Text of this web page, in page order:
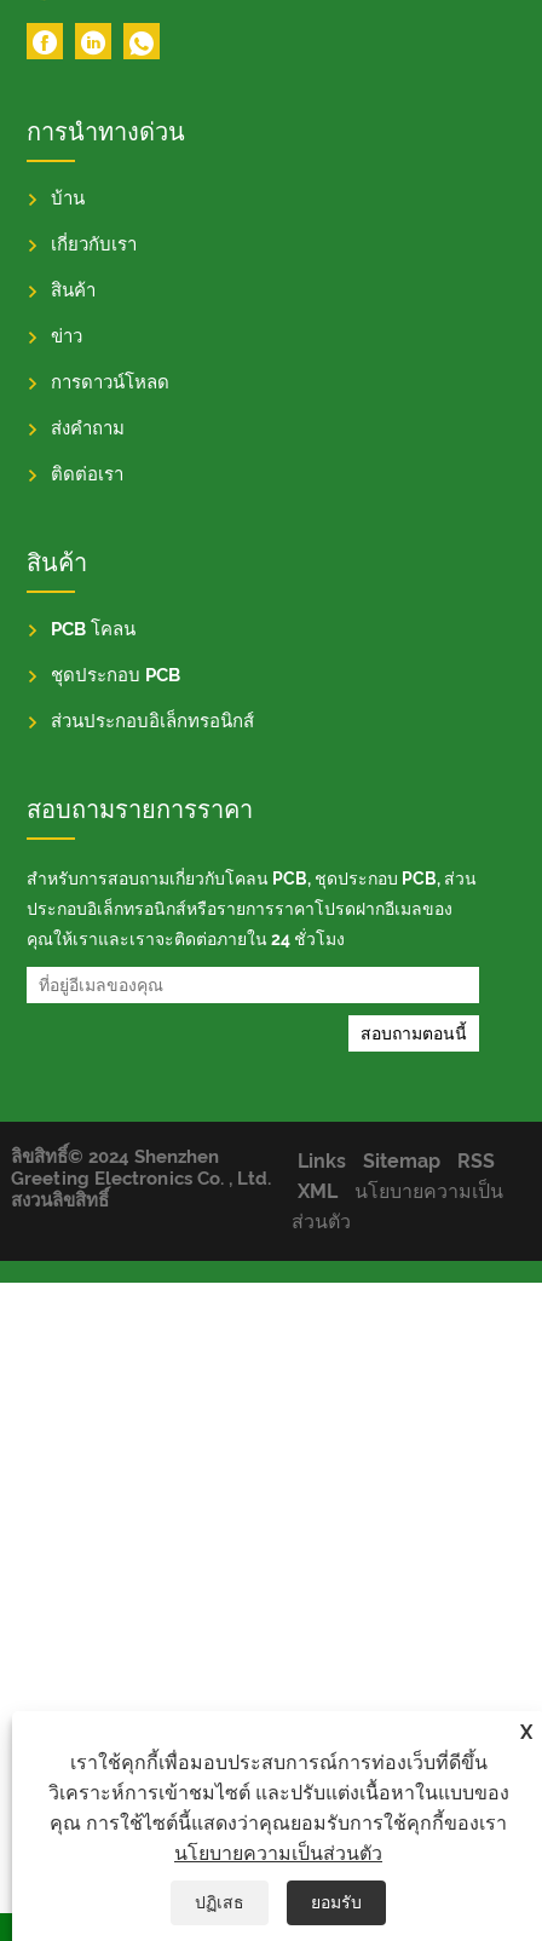
X
เราใช้คุกกี้เพื่อมอบประสบการณ์การท่องเว็บที่ดีขึ้น
วิเคราะห์การเข้าชมไซต์ และปรับแต่งเนื้อหาในแบบของ
คุณ การใช้ไซต์นี้แสดงว่าคุณยอมรับการใช้คุกกี้ของเรา
นโยบายความเป็นส่วนตัว
ปฏิเสธ ยอมรับ
การนำทางด่วน
บ้าน
เกี่ยวกับเรา
สินค้า
ข่าว
การดาวน์โหลด
ส่งคำถาม
ติดต่อเรา
สินค้า
PCB โคลน
ชุดประกอบ PCB
ส่วนประกอบอิเล็กทรอนิกส์
สอบถามรายการราคา
สำหรับการสอบถามเกี่ยวกับโคลน PCB, ชุดประกอบ PCB, ส่วน
ประกอบอิเล็กทรอนิกส์หรือรายการราคาโปรดฝากอีเมลของ
คุณให้เราและเราจะติดต่อภายใน 24 ชั่วโมง
ลิขสิทธิ์© 2024 Shenzhen
Greeting Electronics Co. , Ltd.
สงวนลิขสิทธิ์
Links Sitemap
RSS
XML
นโยบายความเป็น
ส่วนตัว